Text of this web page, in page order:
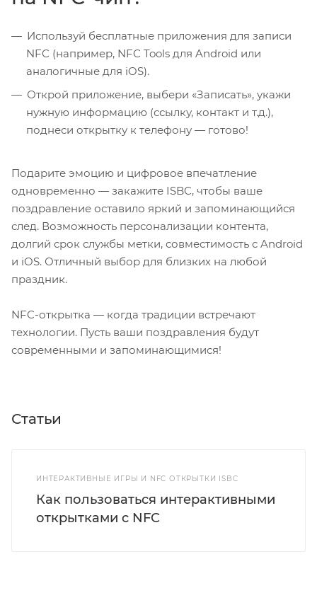
Используй бесплатные приложения для записи
NFC (например, NFC Tools для Android или
аналогичные для iOS).
Открой приложение, выбери «Записать», укажи
нужную информацию (ссылку, контакт и т.д.),
поднеси открытку к телефону — готово!
Подарите эмоцию и цифровое впечатление
одновременно — закажите ISBC, чтобы ваше
поздравление оставило яркий и запоминающийся
след. Возможность персонализации контента,
долгий срок службы метки, совместимость с Android
и iOS. Отличный выбор для близких на любой
праздник.
NFC-открытка — когда традиции встречают
технологии. Пусть ваши поздравления будут
современными и запоминающимися!
Статьи
ИНТЕРАКТИВНЫЕ ИГРЫ И NFC ОТКРЫТКИ ISBC
Как пользоваться интерактивными
открытками c NFC